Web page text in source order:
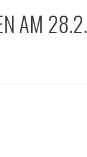
AM 28.2.